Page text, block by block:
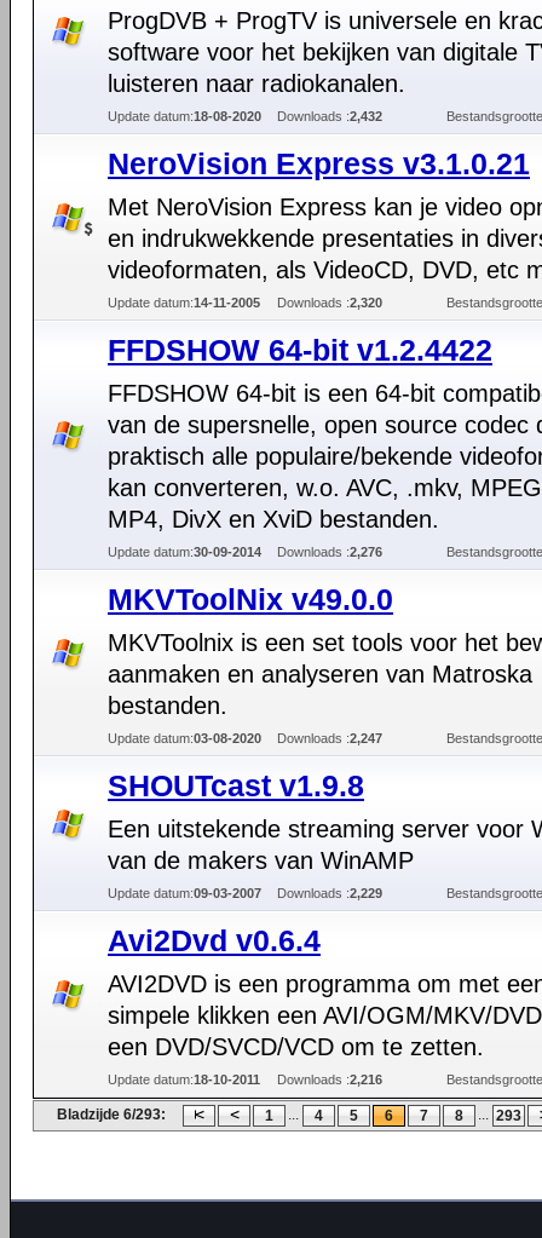
ProgDVB + ProgTV is universele en
software voor het bekijken van digitale
luisteren naar radiokanalen.
Update datum:18-08-2020 Downloads :2,432
NeroVision Express v3.1.0.21
Met NeroVision Express kan je video
en indrukwekkende presentaties in
videoformaten, als VideoCD, DVD, etc
Update datum:14-11-2005 Downloads :2,320
FFDSHOW 64-bit v1.2.4422
FFDSHOW 64-bit is een 64-bit
van de supersnelle, open source codec
praktisch alle populaire/bekende
kan converteren, w.o. AVC, .mkv,
MP4, DivX en XviD bestanden.
Update datum:30-09-2014 Downloads :2,276
MKVToolNix v49.0.0
MKVToolnix is een set tools voor het
aanmaken en analyseren van Matroska
bestanden.
Update datum:03-08-2020 Downloads :2,247
SHOUTcast v1.9.8
Een uitstekende streaming server voor
van de makers van WinAMP
Update datum:09-03-2007 Downloads :2,229
Avi2Dvd v0.6.4
AVI2DVD is een programma om met
simpele klikken een AVI/OGM/MKV/
een DVD/SVCD/VCD om te zetten.
Update datum:18-10-2011 Downloads :2,216
Bladzijde 6/293: 1 ... 4 5 6 7 8 ... 293